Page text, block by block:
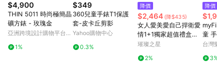
$4,900
THIN 5011 時尚極簡晶
礦方錶 - 玫瑰金
亞洲跨境設計購物平台
1%
$349
360兒童手錶T1保護
套-皮卡丘剪影
Yahoo購物中心
0.3%
降價
$2,464 (降$435)
女人愛美愛自己捍衛愛
情1+1獨家超值禮盒手
錶鈦鋼手環二件組【W
璀璨之星
2%
降價
童
孩
台灣